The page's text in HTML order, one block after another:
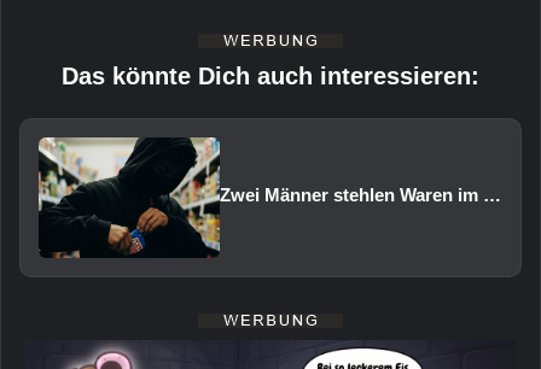
Das könnte Dich auch interessieren:
Zwei Männer stehlen Waren im Wert von rund 1.000 Euro